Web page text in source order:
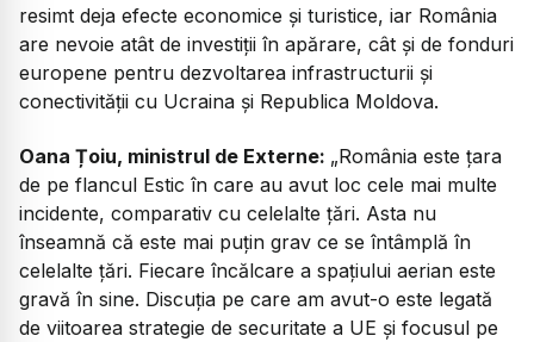
resimt deja efecte economice și turistice, iar România
are nevoie atât de investiții în apărare, cât și de fonduri
europene pentru dezvoltarea infrastructurii și
conectivității cu Ucraina și Republica Moldova.
Oana Țoiu, ministrul de Externe: „România este țara
de pe flancul Estic în care au avut loc cele mai multe
incidente, comparativ cu celelalte țări. Asta nu
înseamnă că este mai puțin grav ce se întâmplă în
celelalte țări. Fiecare încălcare a spațiului aerian este
gravă în sine. Discuția pe care am avut-o este legată
de viitoarea strategie de securitate a UE și focusul pe